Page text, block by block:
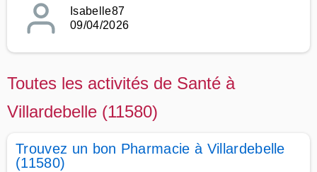
Isabelle87
09/04/2026
Toutes les activités de Santé à
Villardebelle (11580)
Trouvez un bon Pharmacie à Villardebelle
(11580)